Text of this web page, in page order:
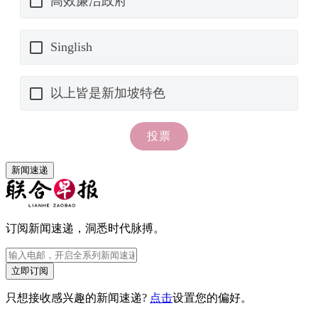
新闻速递
订阅新闻速递，洞悉时代脉搏。
立即订阅
只想接收感兴趣的新闻速递? 点击设置您的偏好。